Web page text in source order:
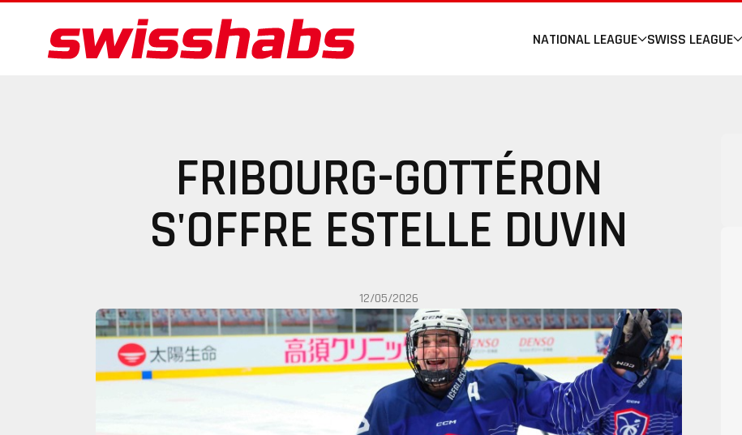
NATIONAL LEAGUE SWISS LEAGUE
FRIBOURG-GOTTÉRON
S'OFFRE ESTELLE DUVIN
12/05/2026